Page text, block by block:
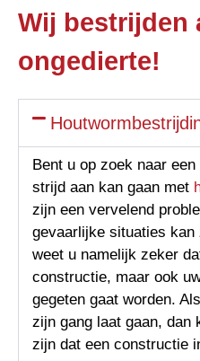
Wij bestrijden
ongedierte!
Bent u op zoek naar
strijd aan kan gaan met
zijn een vervelend
gevaarlijke situaties kan
weet u namelijk zeker
constructie, maar ook
gegeten gaat worden.
zijn gang laat gaan, dan
zijn dat een constructie